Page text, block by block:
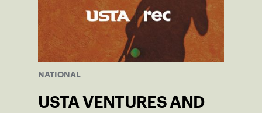
NATIONAL
USTA VENTURES AND